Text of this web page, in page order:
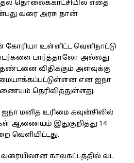
தொலைக்காட்சியில் எதை
வரை அரசு தான்
உள்ளிட்ட வெளிநாட்டு
பார்த்தாலோ அல்லது
விதிக்கும் அளவுக்கு
என ஐநா
தெரிவித்துள்ளது.
மனித உரிமை கவுன்சிலில்
ஆணையம் இதுகுறித்து 14
வெளியிட்டது.
வரையிலான காலகட்டத்தில் வட